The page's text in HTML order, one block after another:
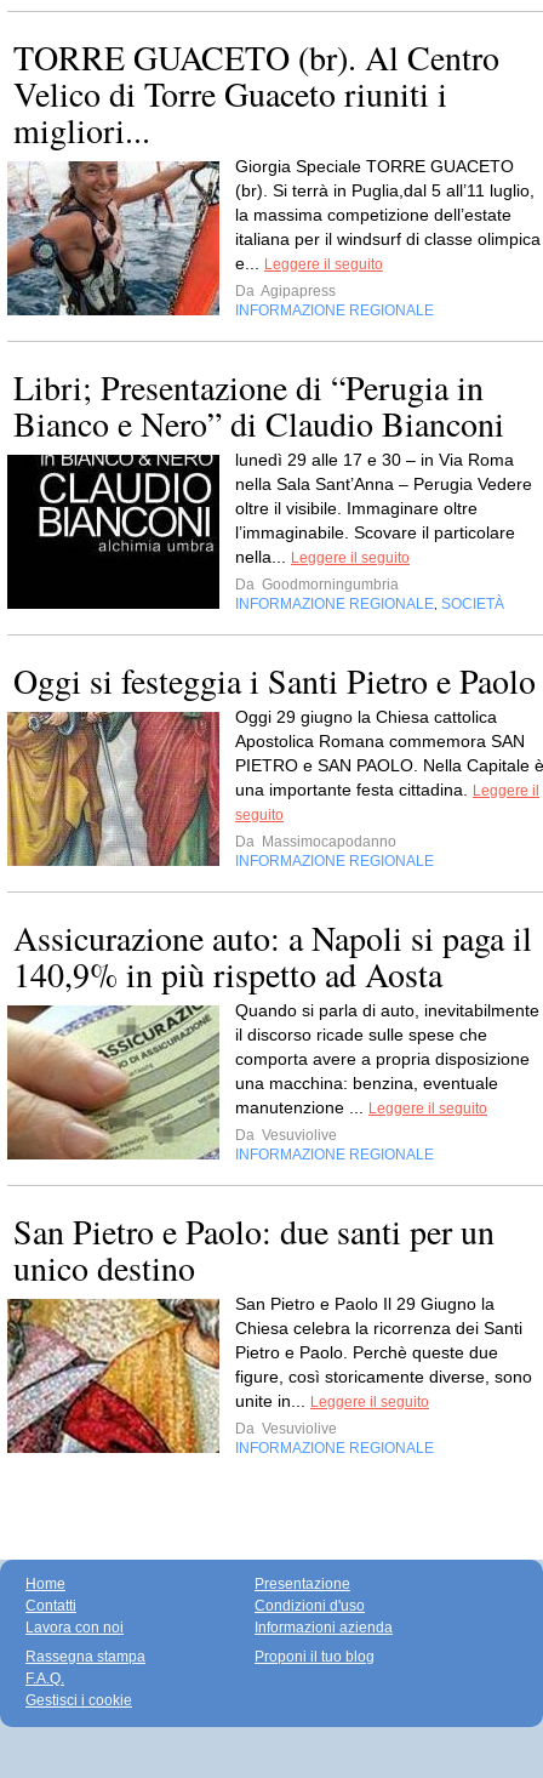
TORRE GUACETO (br). Al Centro
Velico di Torre Guaceto riuniti i
migliori...
Giorgia Speciale TORRE GUACETO
(br). Si terrà in Puglia,dal 5 all’11 luglio,
la massima competizione dell’estate
italiana per il windsurf di classe olimpica
e... Leggere il seguito
Da Agipapress
INFORMAZIONE REGIONALE
Libri; Presentazione di “Perugia in
Bianco e Nero” di Claudio Bianconi
lunedì 29 alle 17 e 30 – in Via Roma
nella Sala Sant’Anna – Perugia Vedere
oltre il visibile. Immaginare oltre
l’immaginabile. Scovare il particolare
nella... Leggere il seguito
Da Goodmorningumbria
INFORMAZIONE REGIONALE, SOCIETÀ
Oggi si festeggia i Santi Pietro e Paolo
Oggi 29 giugno la Chiesa cattolica
Apostolica Romana commemora SAN
PIETRO e SAN PAOLO. Nella Capitale è
una importante festa cittadina. Leggere il
seguito
Da Massimocapodanno
INFORMAZIONE REGIONALE
Assicurazione auto: a Napoli si paga il
140,9% in più rispetto ad Aosta
Quando si parla di auto, inevitabilmente
il discorso ricade sulle spese che
comporta avere a propria disposizione
una macchina: benzina, eventuale
manutenzione ... Leggere il seguito
Da Vesuviolive
INFORMAZIONE REGIONALE
San Pietro e Paolo: due santi per un
unico destino
San Pietro e Paolo Il 29 Giugno la
Chiesa celebra la ricorrenza dei Santi
Pietro e Paolo. Perchè queste due
figure, così storicamente diverse, sono
unite in... Leggere il seguito
Da Vesuviolive
INFORMAZIONE REGIONALE
Home
Contatti
Lavora con noi
Presentazione
Condizioni d'uso
Informazioni azienda
Rassegna stampa
F.A.Q.
Gestisci i cookie
Proponi il tuo blog